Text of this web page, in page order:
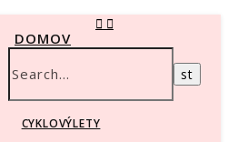
DOMOV
BEŽKOVANIE
CYKLOVÝLETY